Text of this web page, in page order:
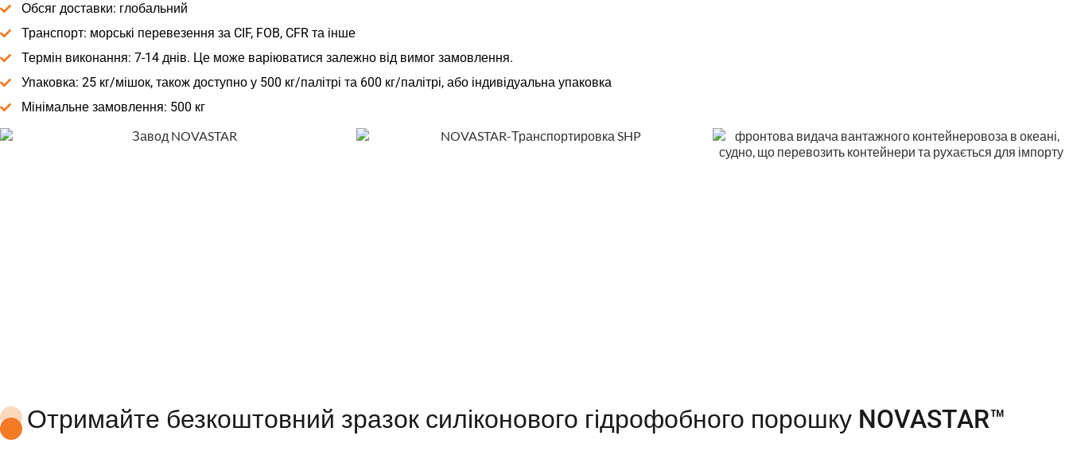
Обсяг доставки: глобальний
Транспорт: морські перевезення за CIF, FOB, CFR та інше
Термін виконання: 7-14 днів. Це може варіюватися залежно від вимог замовлення.
Упаковка: 25 кг/мішок, також доступно у 500 кг/палітрі та 600 кг/палітрі, або індивідуальна упаковка
Мінімальне замовлення: 500 кг
Отримайте безкоштовний зразок силіконового гідрофобного порошку NOVASTAR™